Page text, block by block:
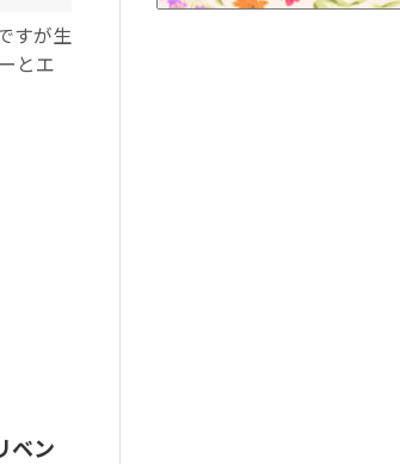
すが生
とエ
念な
ベン
69位 へぇ〜さんの最新情報